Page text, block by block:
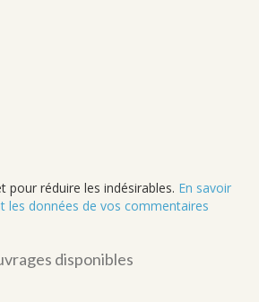
pour réduire les indésirables. En savoir
les données de vos commentaires
disponibles